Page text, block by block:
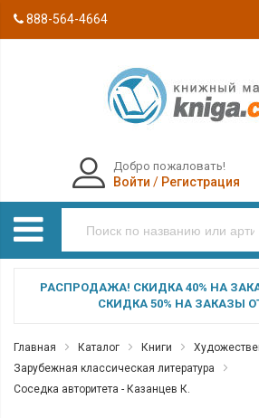
888-564-4664
Добро пожаловать!
Войти / Регистрация
РАСПРОДАЖА! СКИДКА 40% НА
СКИДКА 50% НА ЗАКАЗЫ
Главная Каталог Книги
Зарубежная классическая литература
Соседка авторитета - Казанцев К.